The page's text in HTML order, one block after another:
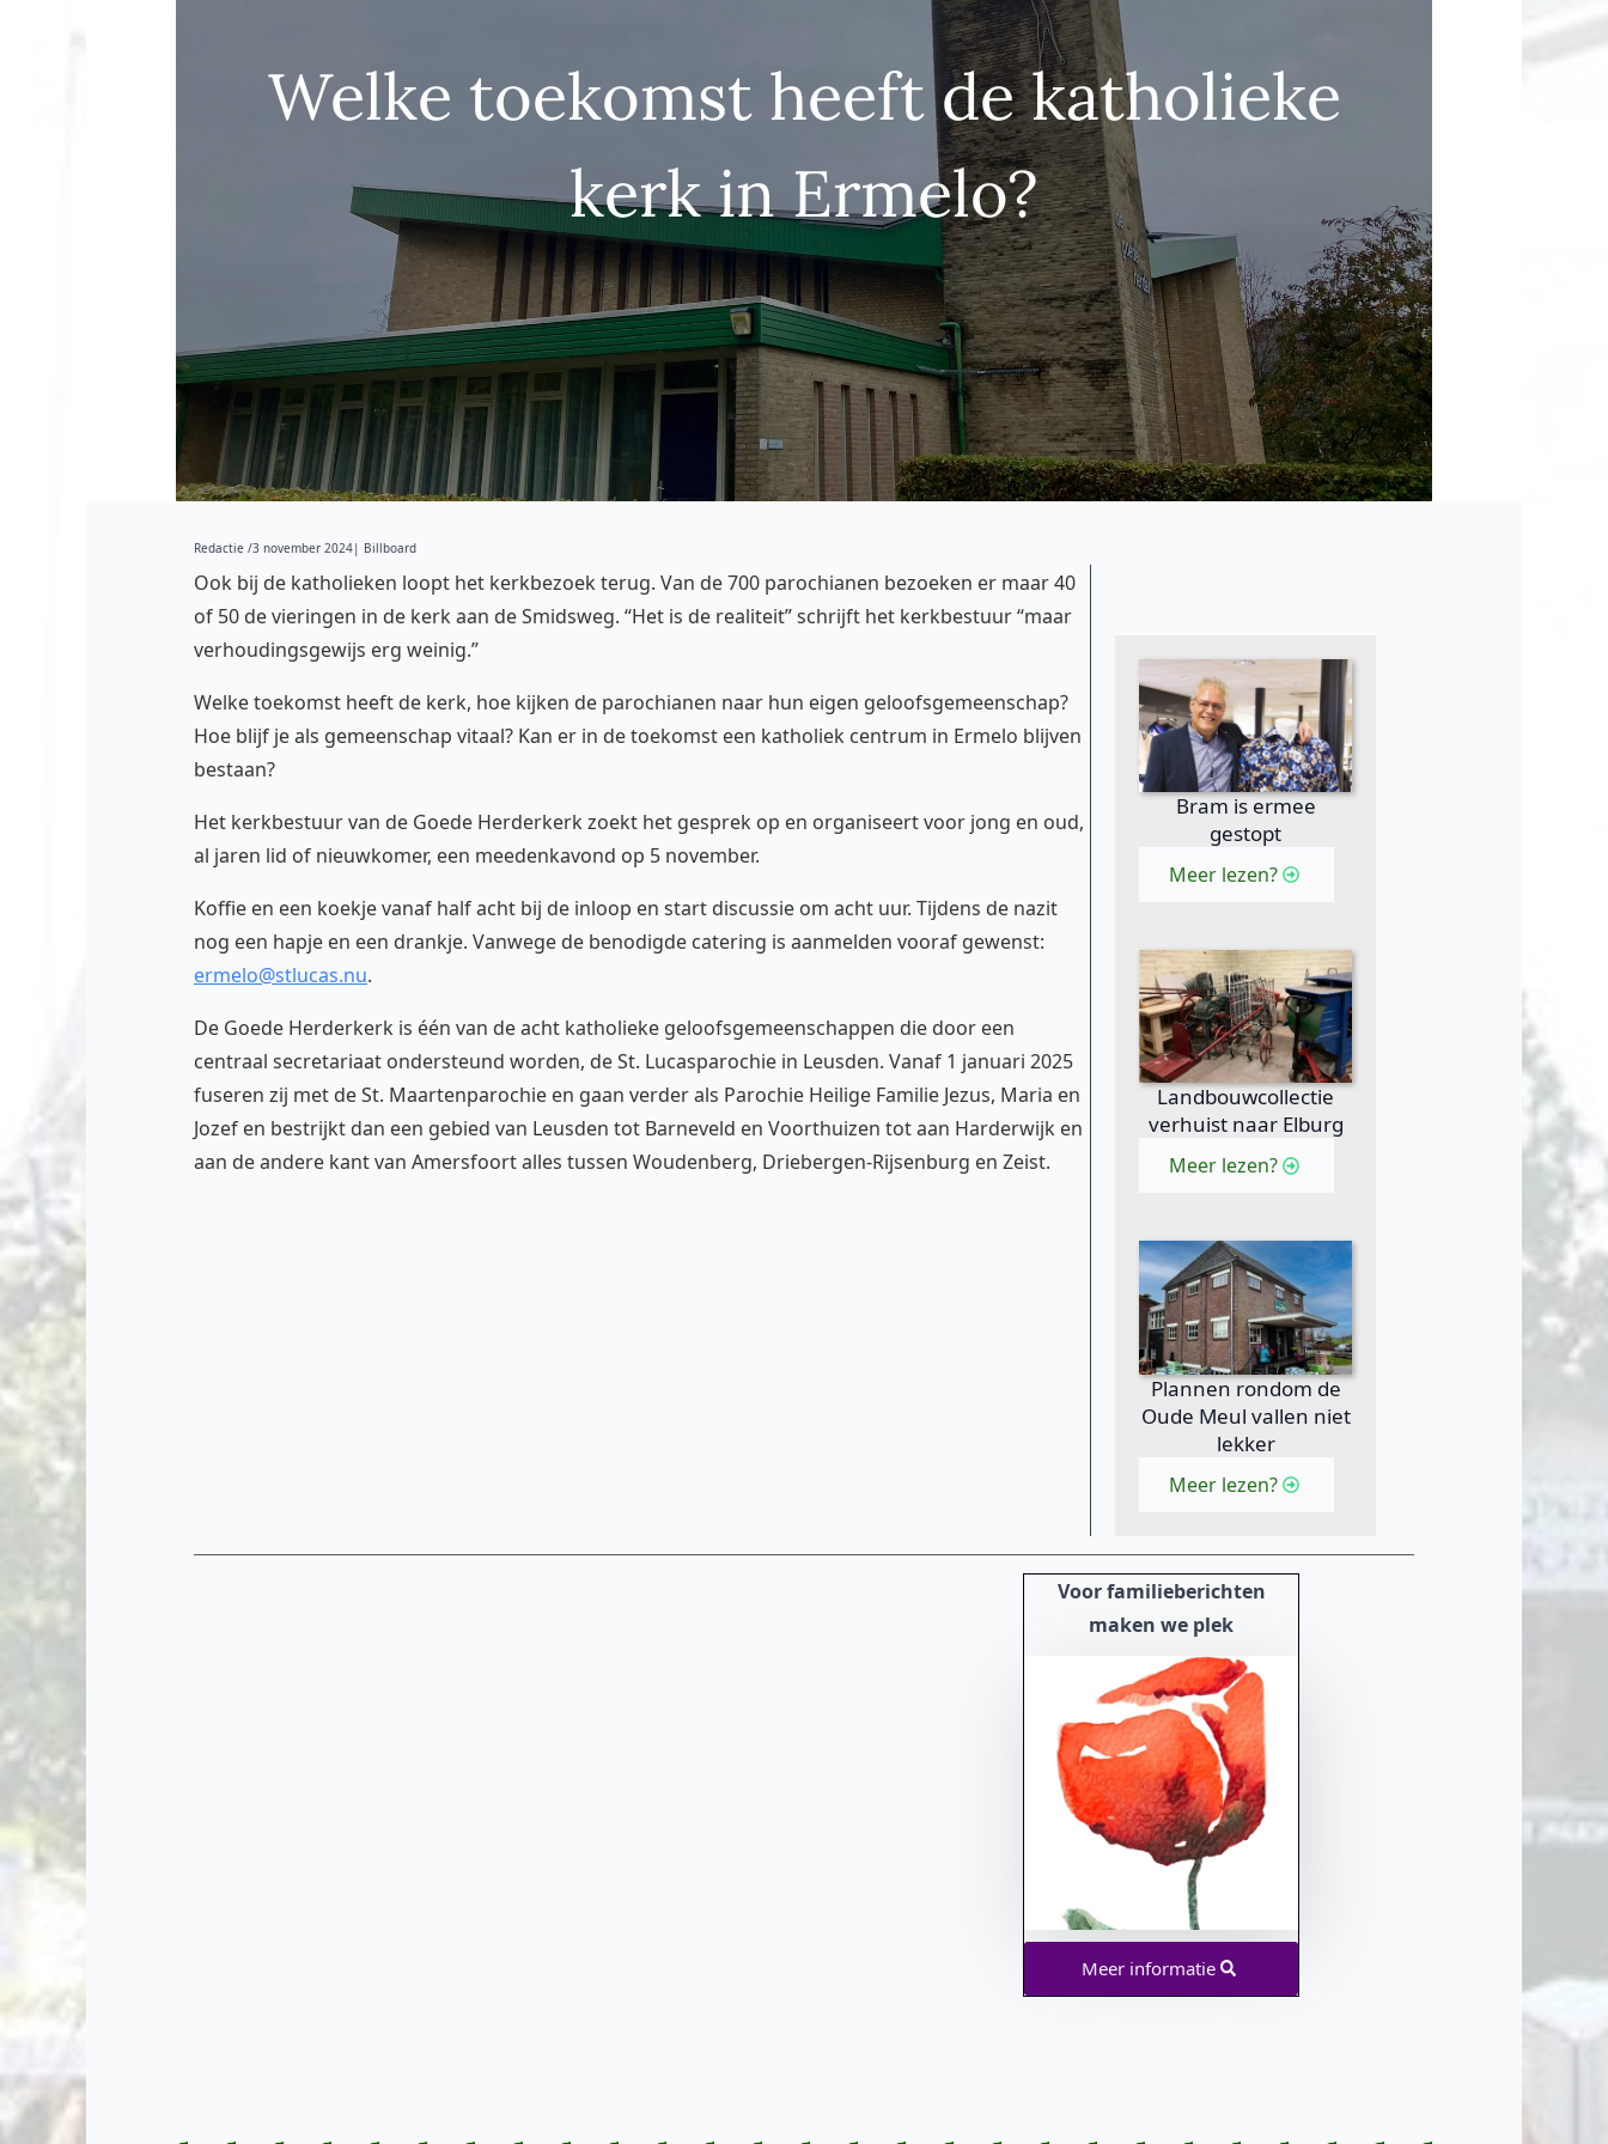
Welke toekomst heeft de katholieke
kerk in Ermelo?
Redactie /3 november 2024| Billboard
Ook bij de katholieken loopt het kerkbezoek terug. Van de 700 parochianen bezoeken er maar 40
of 50 de vieringen in de kerk aan de Smidsweg. “Het is de realiteit” schrijft het kerkbestuur “maar
verhoudingsgewijs erg weinig.”
Welke toekomst heeft de kerk, hoe kijken de parochianen naar hun eigen geloofsgemeenschap?
Hoe blijf je als gemeenschap vitaal? Kan er in de toekomst een katholiek centrum in Ermelo blijven
bestaan?
Het kerkbestuur van de Goede Herderkerk zoekt het gesprek op en organiseert voor jong en oud,
al jaren lid of nieuwkomer, een meedenkavond op 5 november.
Koffie en een koekje vanaf half acht bij de inloop en start discussie om acht uur. Tijdens de nazit
nog een hapje en een drankje. Vanwege de benodigde catering is aanmelden vooraf gewenst:
ermelo@stlucas.nu.
De Goede Herderkerk is één van de acht katholieke geloofsgemeenschappen die door een
centraal secretariaat ondersteund worden, de St. Lucasparochie in Leusden. Vanaf 1 januari 2025
fuseren zij met de St. Maartenparochie en gaan verder als Parochie Heilige Familie Jezus, Maria en
Jozef en bestrijkt dan een gebied van Leusden tot Barneveld en Voorthuizen tot aan Harderwijk en
aan de andere kant van Amersfoort alles tussen Woudenberg, Driebergen-Rijsenburg en Zeist.
Bram is ermee
gestopt
Meer lezen?
Landbouwcollectie
verhuist naar Elburg
Meer lezen?
Plannen rondom de
Oude Meul vallen niet
lekker
Meer lezen?
Voor familieberichten
maken we plek
Meer informatie